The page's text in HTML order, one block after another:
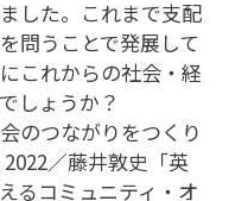
した。これまで支配
問うことで発展して
これからの社会・経
しょうか？
のつながりをつくり
／藤井敦史「英
るコミュニティ・オ